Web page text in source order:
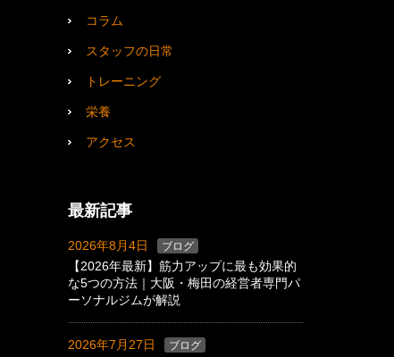
コラム
スタッフの日常
トレーニング
栄養
アクセス
最新記事
2026年8月4日 ブログ
【2026年最新】筋力アップに最も効果的
な5つの方法｜大阪・梅田の経営者専門パ
ーソナルジムが解説
2026年7月27日 ブログ